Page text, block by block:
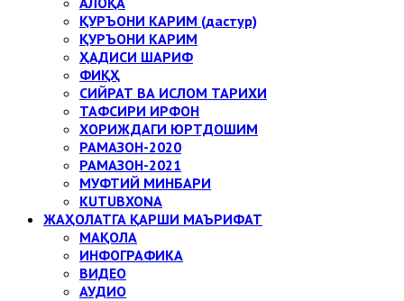
ҚУРЪОНИ КАРИМ (дастур)
ҚУРЪОНИ КАРИМ
ҲАДИСИ ШАРИФ
ФИҚҲ
СИЙРАТ ВА ИСЛОМ ТАРИХИ
ТАФСИРИ ИРФОН
ХОРИЖДАГИ ЮРТДОШИМ
РАМАЗОН-2020
РАМАЗОН-2021
МУФТИЙ МИНБАРИ
KUTUBXONA
ЖАҲОЛАТГА ҚАРШИ МАЪРИФАТ
МАҚОЛА
ИНФОГРАФИКА
ВИДЕО
АУДИО